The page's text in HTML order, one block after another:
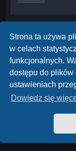
Strona ta używa
w celach
funkcjonalnych.
dostępu do
ustawieniach
Dowiedz się
Strona główna
Powered by phpBB
Polski pakiet